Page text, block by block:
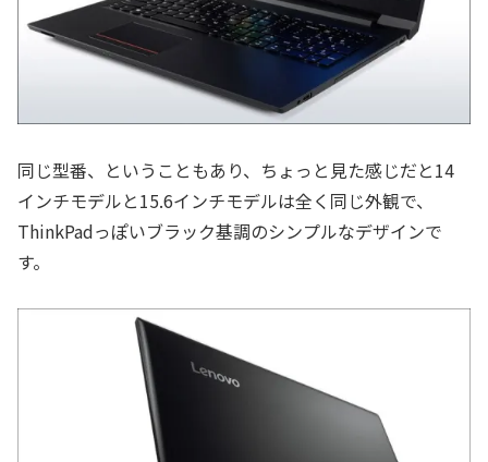
同じ型番、ということもあり、ちょっと見た感じだと14
インチモデルと15.6インチモデルは全く同じ外観で、
ThinkPadっぽいブラック基調のシンプルなデザインで
す。